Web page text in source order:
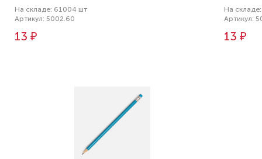
На складе: 61004 шт
Артикул: 5002.60
13 ₽
На
Артикул:
13 ₽